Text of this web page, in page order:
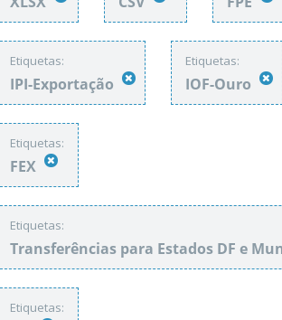
Etiquetas:
IPI-Exportação
Etiquetas:
IOF-Ouro
Etiquetas:
FEX
Etiquetas:
Transferências para Estados DF e
Etiquetas: